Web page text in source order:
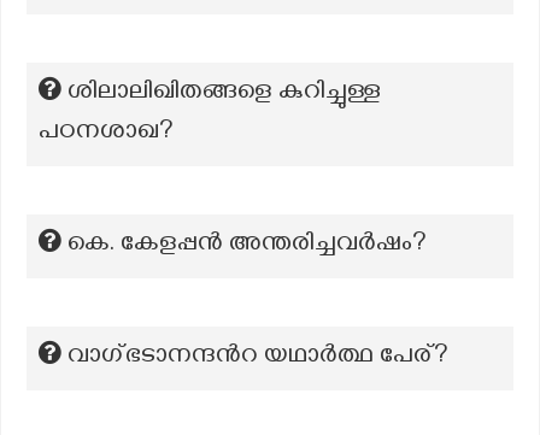
ശിലാലിഖിതങ്ങളെ കുറിച്ചുള്ള
പഠനശാഖ?
കെ. കേളപ്പൻ അന്തരിച്ചവർഷം?
വാഗ്ഭടാനന്ദന്‍റ യഥാർത്ഥ പേര്?